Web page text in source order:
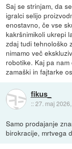
Saj se strinjam, da
igralci selijo
enostavno, če vse
kakršnimikoli ukrepi
zdaj tudi tehnološko
nimamo več
robotike. Kaj pa
zamaški in fajtarke
fikus_
::27. maj
Samo prodajanje
birokracije, mrtvega